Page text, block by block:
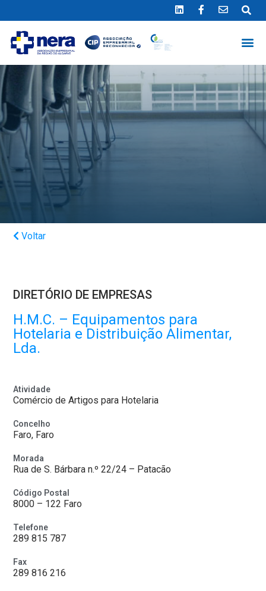
Voltar
DIRETÓRIO DE EMPRESAS
H.M.C. – Equipamentos para
Hotelaria e Distribuição Alimentar,
Lda.
Atividade
Comércio de Artigos para Hotelaria
Concelho
Faro, Faro
Morada
Rua de S. Bárbara n.º 22/24 – Patacão
Código Postal
8000 – 122 Faro
Telefone
289 815 787
Fax
289 816 216